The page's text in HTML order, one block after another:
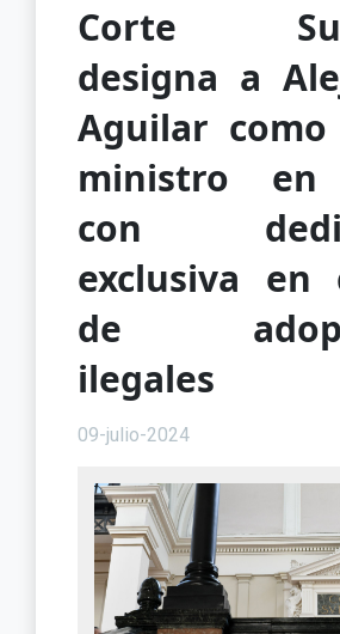
Corte
designa a
Aguilar como
ministro en
con
exclusiva en
de
ilegales
09-julio-2024